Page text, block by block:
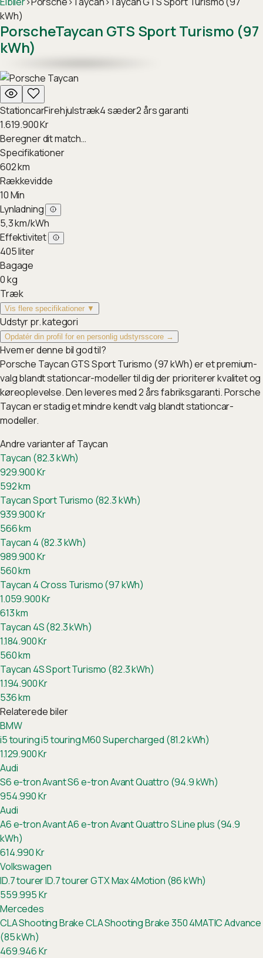
kWh)
PorscheTaycan GTS Sport Turismo (97
kWh)
StationcarFirehjulstræk4sæder2års garanti
1.619.900Kr
Beregner dit match…
Specifikationer
602km
Rækkevidde
10Min
Lynladning
5,3km/kWh
Effektivitet
405liter
Bagage
0kg
Træk
Vis flere specifikationer ▼
Udstyr pr. kategori
Opdatér din profil for en personlig udstyrsscore →
Hvem er denne bil god til?
Porsche Taycan GTS Sport Turismo (97 kWh) er et premium-
valg blandt stationcar-modeller til dig der prioriterer kvalitet og
køreoplevelse. Den leveres med 2 års fabriksgaranti. Porsche
Taycan er stadig et mindre kendt valg blandt stationcar-
modeller.
Andre varianter afTaycan
Taycan (82.3 kWh)
929.900Kr
592km
Taycan Sport Turismo (82.3 kWh)
939.900Kr
566km
Taycan 4 (82.3 kWh)
989.900Kr
560km
Taycan 4 Cross Turismo (97 kWh)
1.059.900Kr
613km
Taycan 4S (82.3 kWh)
1.184.900Kr
560km
Taycan 4S Sport Turismo (82.3 kWh)
1.194.900Kr
536km
Relaterede biler
BMW
i5 touringi5 touring M60 Supercharged (81.2 kWh)
1.129.900Kr
Audi
S6 e-tron AvantS6 e-tron Avant Quattro (94.9 kWh)
954.990Kr
Audi
A6 e-tron AvantA6 e-tron Avant Quattro S Line plus (94.9
kWh)
614.990Kr
Volkswagen
ID.7 tourerID.7 tourer GTX Max 4Motion (86 kWh)
559.995Kr
Mercedes
CLA Shooting BrakeCLA Shooting Brake 350 4MATIC Advance
(85 kWh)
469.946Kr